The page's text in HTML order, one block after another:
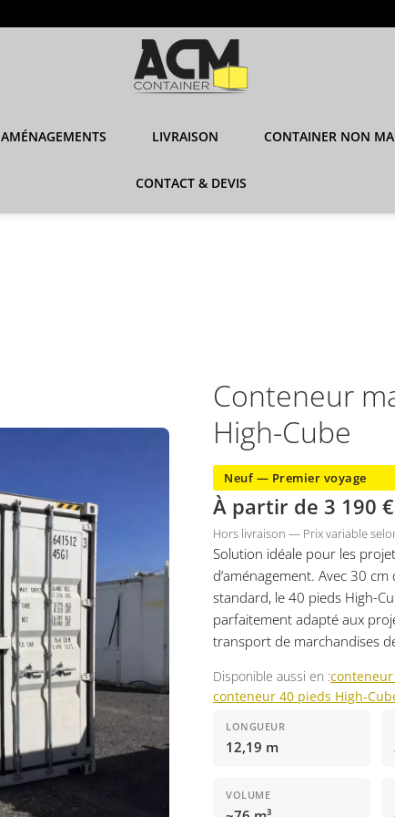
AMÉNAGEMENTS LIVRAISON CONTAINER NON
CONTACT & DEVIS
Conteneur
High-Cube
Neuf — Premier voyage
À partir de 3 190
Hors livraison — Prix variable
Solution idéale pour les
d’aménagement. Avec 30
standard, le 40 pieds High-
parfaitement adapté aux
transport de marchandises
Disponible aussi en :
conteneur 40 pieds High-
LONGUEUR
12,19 m
VOLUME